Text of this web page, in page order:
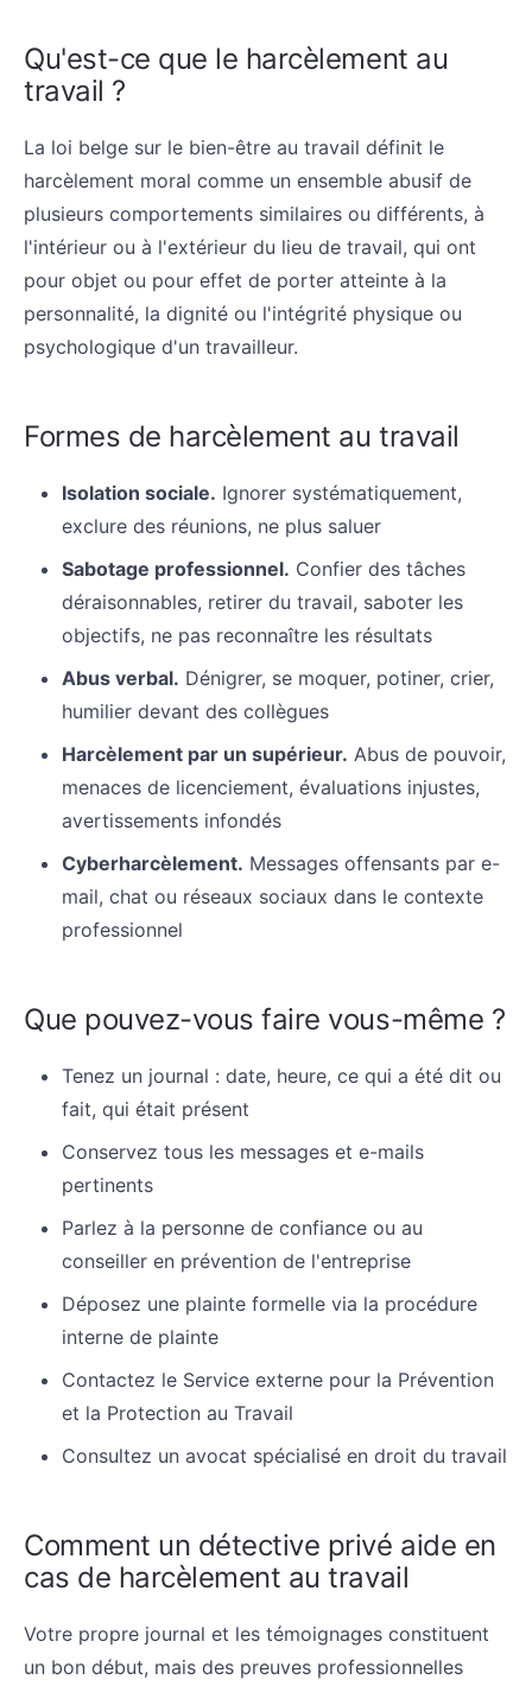
Qu'est-ce que le harcèlement au
travail ?
La loi belge sur le bien-être au travail définit le
harcèlement moral comme un ensemble abusif de
plusieurs comportements similaires ou différents, à
l'intérieur ou à l'extérieur du lieu de travail, qui ont
pour objet ou pour effet de porter atteinte à la
personnalité, la dignité ou l'intégrité physique ou
psychologique d'un travailleur.
Formes de harcèlement au travail
Isolation sociale. Ignorer systématiquement,
exclure des réunions, ne plus saluer
Sabotage professionnel. Confier des tâches
déraisonnables, retirer du travail, saboter les
objectifs, ne pas reconnaître les résultats
Abus verbal. Dénigrer, se moquer, potiner, crier,
humilier devant des collègues
Harcèlement par un supérieur. Abus de pouvoir,
menaces de licenciement, évaluations injustes,
avertissements infondés
Cyberharcèlement. Messages offensants par e-
mail, chat ou réseaux sociaux dans le contexte
professionnel
Que pouvez-vous faire vous-même ?
Tenez un journal : date, heure, ce qui a été dit ou
fait, qui était présent
Conservez tous les messages et e-mails
pertinents
Parlez à la personne de confiance ou au
conseiller en prévention de l'entreprise
Déposez une plainte formelle via la procédure
interne de plainte
Contactez le Service externe pour la Prévention
et la Protection au Travail
Consultez un avocat spécialisé en droit du travail
Comment un détective privé aide en
cas de harcèlement au travail
Votre propre journal et les témoignages constituent
un bon début, mais des preuves professionnelles